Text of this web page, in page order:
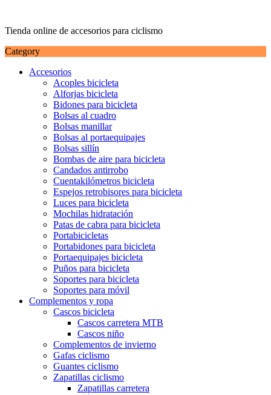
contenido
Tienda online de accesorios para ciclismo
Category
Accesorios
Acoples bicicleta
Alforjas bicicleta
Bidones para bicicleta
Bolsas al cuadro
Bolsas manillar
Bolsas al portaequipajes
Bolsas sillín
Bombas de aire para bicicleta
Candados antirrobo
Cuentakilómetros bicicleta
Espejos retrobisores para bicicleta
Luces para bicicleta
Mochilas hidratación
Patas de cabra para bicicleta
Portabicicletas
Portabidones para bicicleta
Portaequipajes bicicleta
Puños para bicicleta
Soportes para bicicleta
Soportes para móvil
Complementos y ropa
Cascos bicicleta
Cascos carretera MTB
Cascos niño
Complementos de invierno
Gafas ciclismo
Guantes ciclismo
Zapatillas ciclismo
Zapatillas carretera